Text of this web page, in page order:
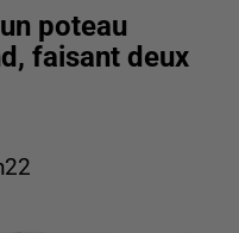
poteau
faisant deux